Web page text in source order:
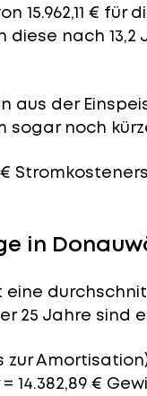
15.962,11 €
nach 13,2
aus der
sogar noch
€
in
eine
25 Jahre sind
Amortisation)
14.382,89 €